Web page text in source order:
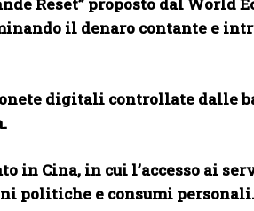
il denaro contante e
digitali controllate dalle
in Cina, in cui l’accesso ai
politiche e consumi personali.